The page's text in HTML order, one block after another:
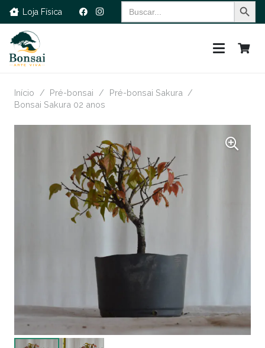
Loja Física
Search
for:
Início / Pré-bonsai / Pré-bonsai Sakura /
Bonsai Sakura 02 anos